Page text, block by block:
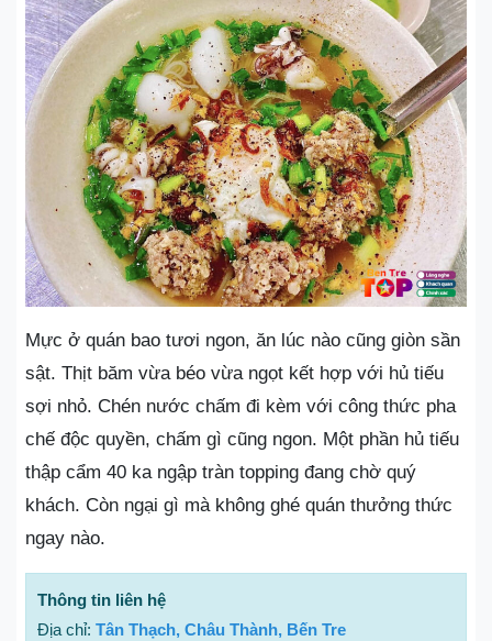
Mực ở quán bao tươi ngon, ăn lúc nào cũng giòn sần
sật. Thịt băm vừa béo vừa ngọt kết hợp với hủ tiếu
sợi nhỏ. Chén nước chấm đi kèm với công thức pha
chế độc quyền, chấm gì cũng ngon. Một phần hủ tiếu
thập cẩm 40 ka ngập tràn topping đang chờ quý
khách. Còn ngại gì mà không ghé quán thưởng thức
ngay nào.
Thông tin liên hệ
Địa chỉ: Tân Thạch, Châu Thành, Bến Tre